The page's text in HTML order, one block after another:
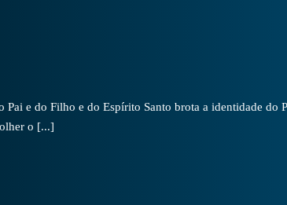
e do Filho e do Espírito Santo brota a identidade do
o [...]